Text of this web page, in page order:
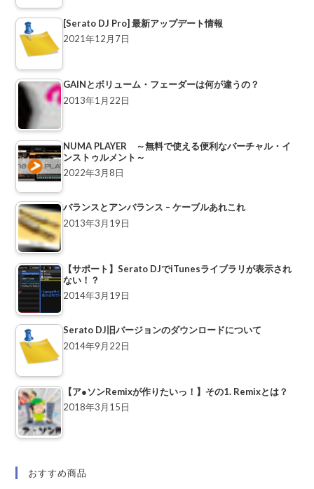
[Serato DJ Pro] 最新アップデート情報
2021年12月7日
GAINとボリューム・フェーダーは何が違うの？
2013年1月22日
NUMA PLAYER ～無料で使える便利なバーチャル・イ
ンストゥルメント～
2022年3月8日
バランスとアンバランス – ケーブルあれこれ
2013年3月19日
【サポート】Serato DJでiTunesライブラリが表示され
ない！？
2014年3月19日
Serato DJ旧バージョンのダウンロードについて
2014年9月22日
【ア●ソンRemixが作りたいっ！】その1. Remixとは？
2018年3月15日
おすすめ商品